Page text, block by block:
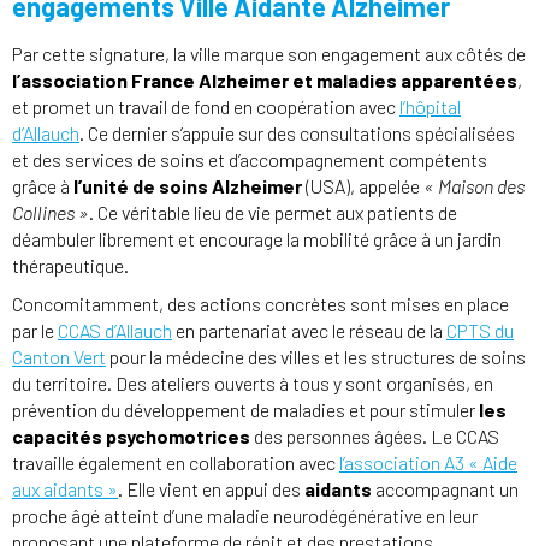
Par cette signature, la ville marque son engagement aux côtés de
l’association France Alzheimer et maladies apparentées,
et promet un travail de fond en coopération avec l’hôpital
d’Allauch. Ce dernier s’appuie sur des consultations spécialisées
et des services de soins et d’accompagnement compétents
grâce à l’unité de soins Alzheimer(USA), appelée « Maison des
Collines ». Ce véritable lieu de vie permet aux patients de
déambuler librement et encourage la mobilité grâce à un jardin
thérapeutique.
Concomitamment, des actions concrètes sont mises en place
par le CCAS d’Allauch en partenariat avec le réseau de la CPTS du
Canton Vert pour la médecine des villes et les structures de soins
du territoire. Des ateliers ouverts à tous y sont organisés, en
prévention du développement de maladies et pour stimuler les
capacités psychomotrices des personnes âgées. Le CCAS
travaille également en collaboration avec l’association A3 « Aide
aux aidants ». Elle vient en appui des aidants accompagnant un
proche âgé atteint d’une maladie neurodégénérative en leur